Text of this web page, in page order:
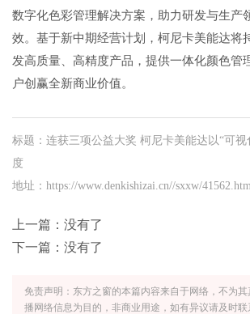
数字化色彩管理解决方案，助力研发与生产
效。基于新中期经营计划，柯尼卡美能达将
发高质量、高精度产品，提供一体化颜色管
户创赢全新商业价值。
标题：连获三项公益大奖 柯尼卡美能达以“可视
度
地址：https://www.denkishizai.cn//sxxw/
上一篇：没有了
下一篇：没有了
免责声明：东方之窗的本篇内容来自于网络，不为
播网络信息为目的，非商业用途，如有异议请及时联